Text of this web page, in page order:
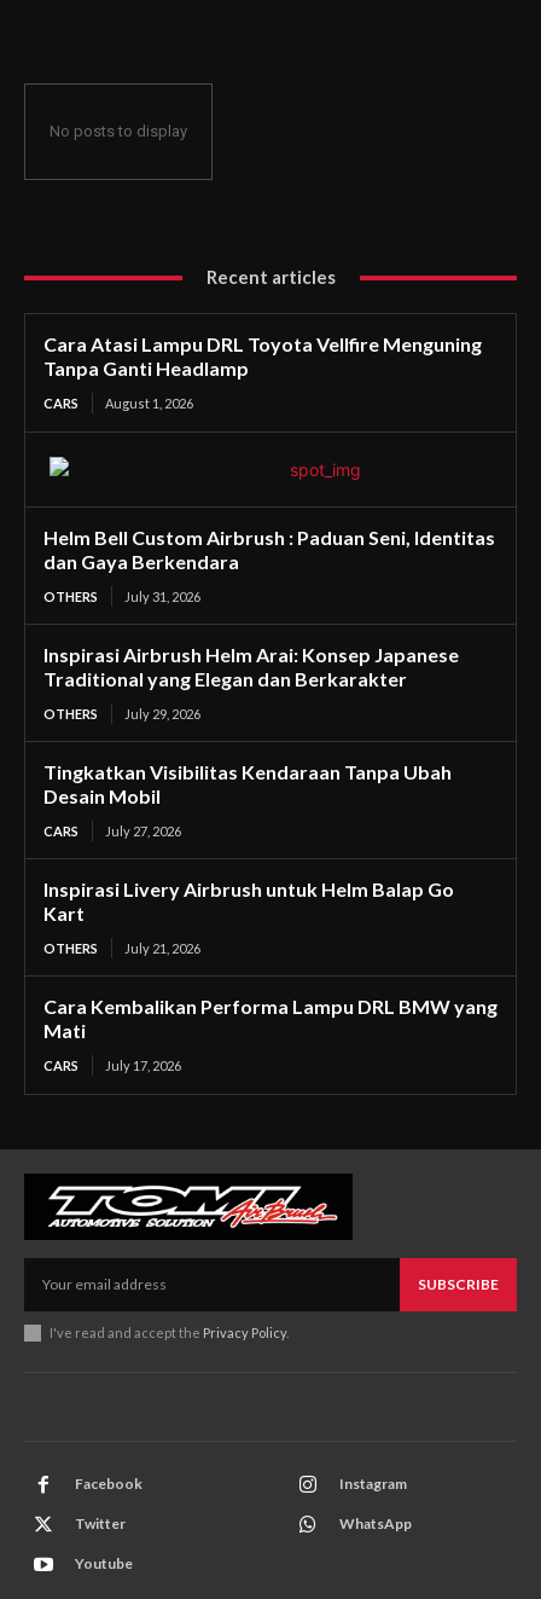
No posts to display
Recent articles
Cara Atasi Lampu DRL Toyota Vellfire Menguning
Tanpa Ganti Headlamp
CARS August 1, 2026
Helm Bell Custom Airbrush : Paduan Seni, Identitas
dan Gaya Berkendara
OTHERS July 31, 2026
Inspirasi Airbrush Helm Arai: Konsep Japanese
Traditional yang Elegan dan Berkarakter
OTHERS July 29, 2026
Tingkatkan Visibilitas Kendaraan Tanpa Ubah
Desain Mobil
CARS July 27, 2026
Inspirasi Livery Airbrush untuk Helm Balap Go
Kart
OTHERS July 21, 2026
Cara Kembalikan Performa Lampu DRL BMW yang
Mati
CARS July 17, 2026
SUBSCRIBE
I've read and accept the Privacy Policy.
Facebook Instagram
Twitter WhatsApp
Youtube